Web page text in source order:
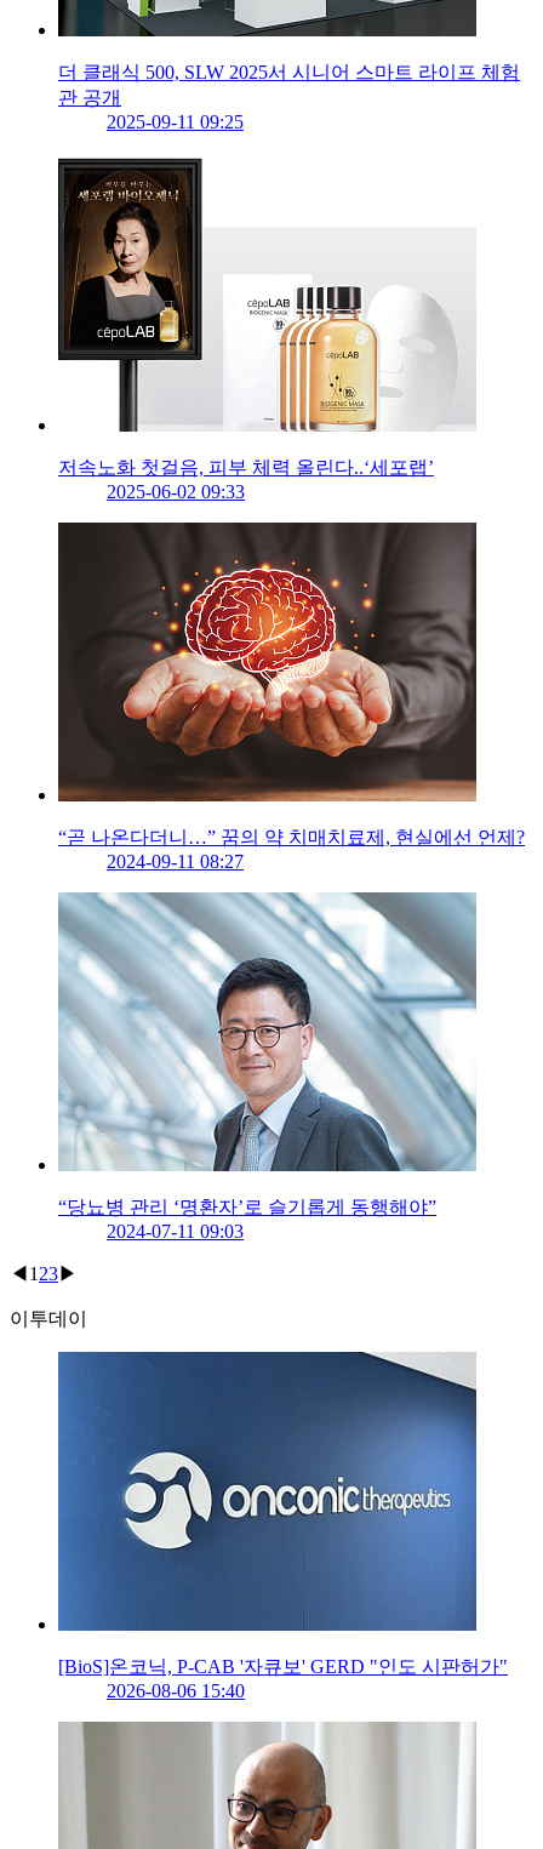
더 클래식 500, SLW 2025서 시니어 스마트 라이프 체험
관 공개
2025-09-11 09:25
저속노화 첫걸음, 피부 체력 올린다..‘세포랩’
2025-06-02 09:33
“곧 나온다더니…” 꿈의 약 치매치료제, 현실에선 언제?
2024-09-11 08:27
“당뇨병 관리 ‘명환자’로 슬기롭게 동행해야”
2024-07-11 09:03
◀ 1 23▶
이투데이
[BioS]온코닉, P-CAB '자큐보' GERD "인도 시판허가"
2026-08-06 15:40